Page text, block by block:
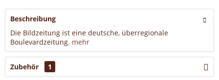
Beschreibung
Die Bildzeitung ist eine deutsche, überregionale
Boulevardzeitung. mehr
Zubehör 1